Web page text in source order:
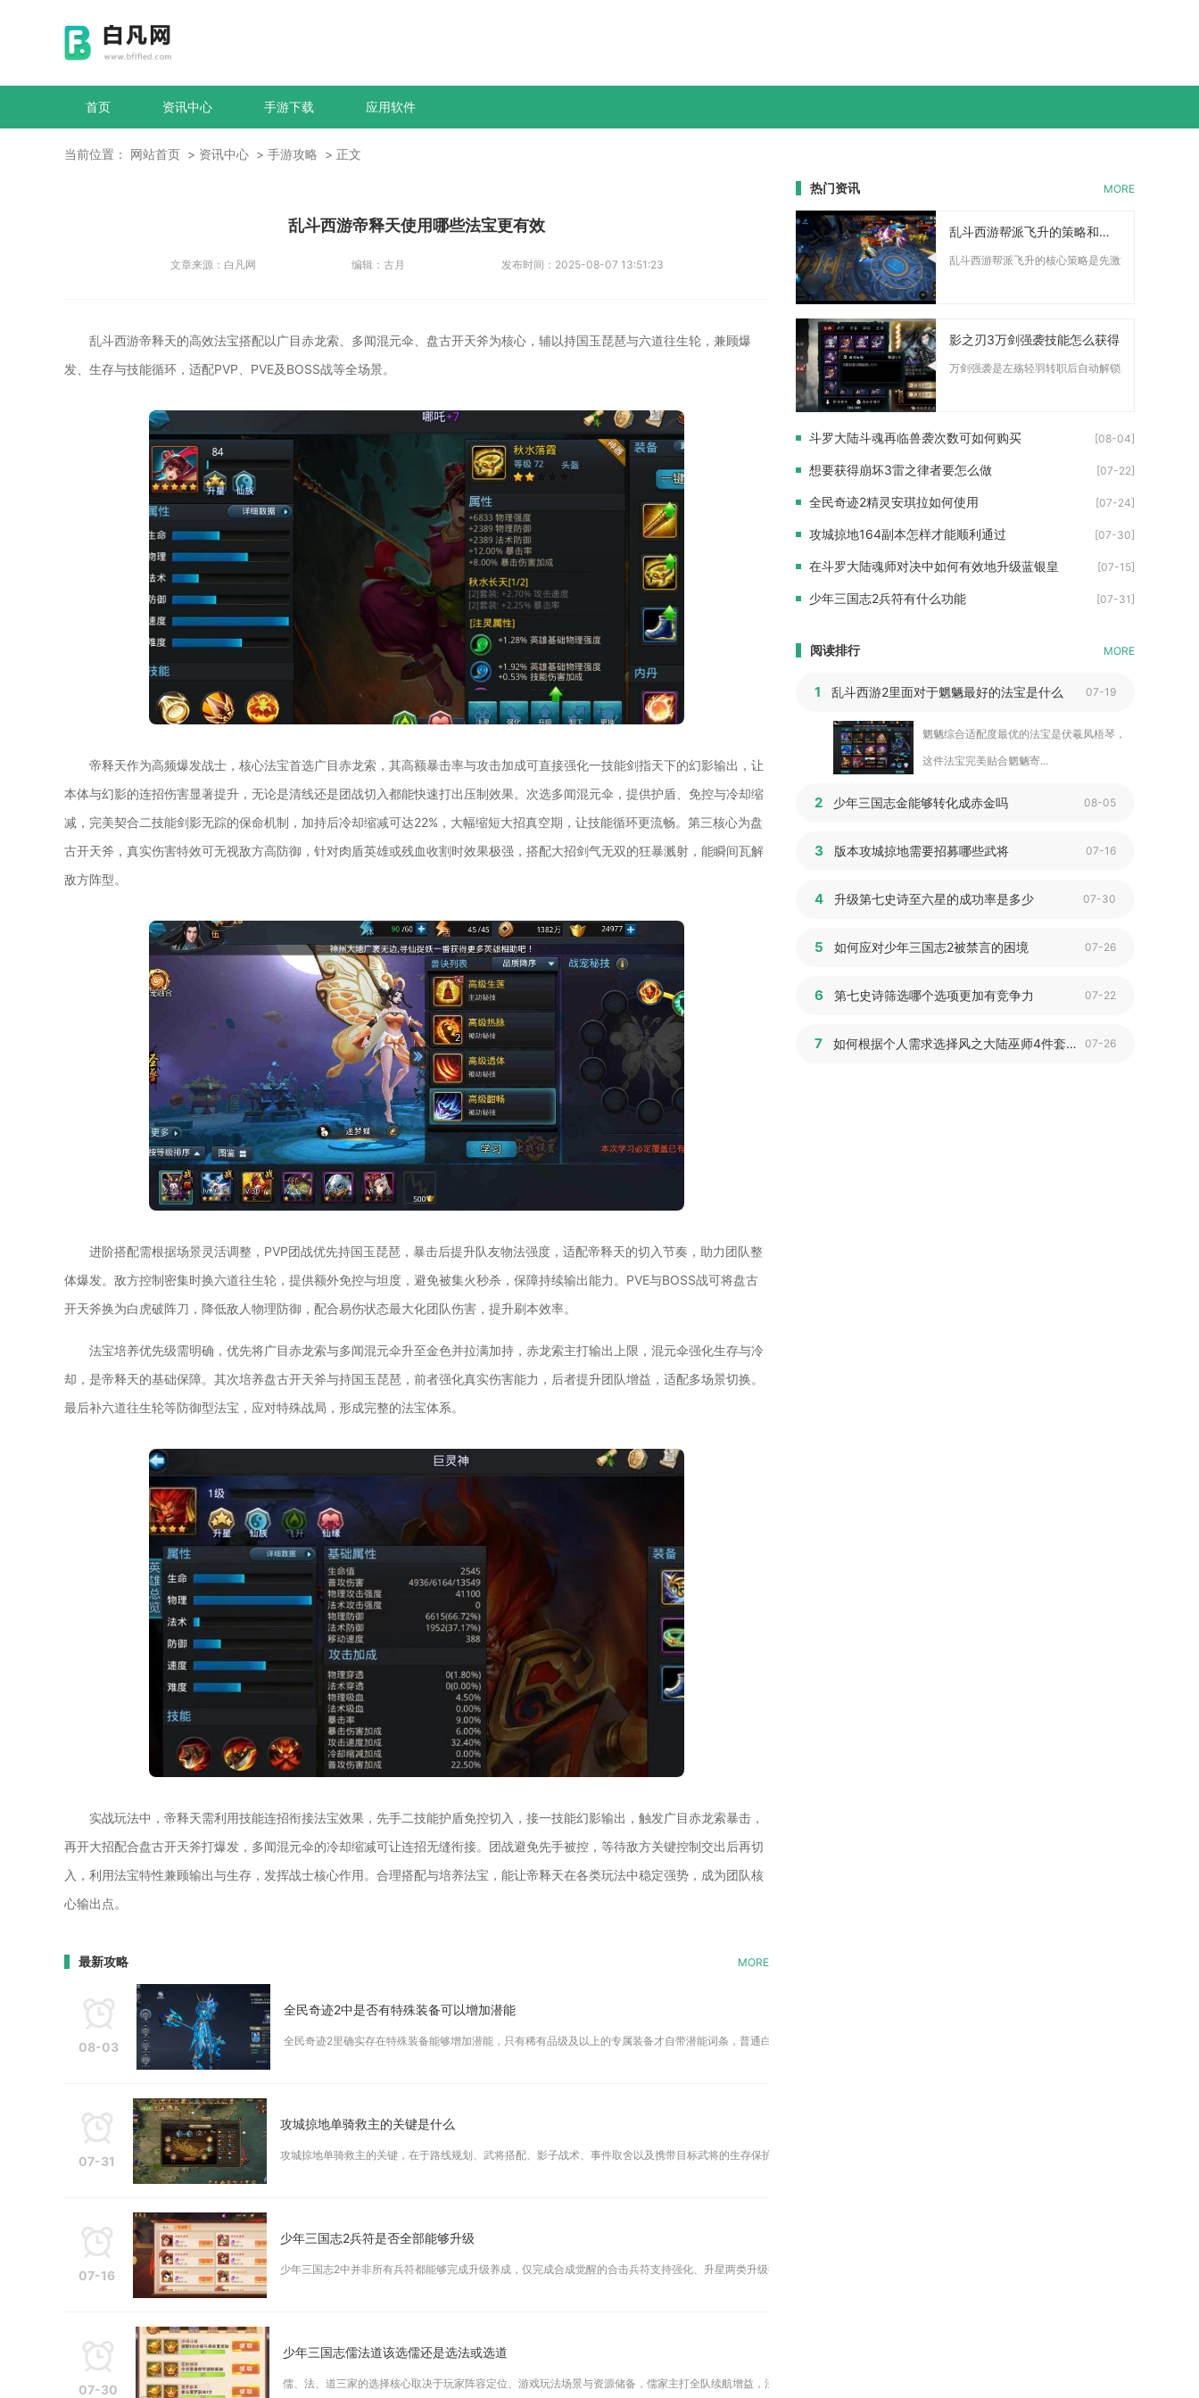
首页 资讯中心 手游下载 应用软件
当前位置： 网站首页 资讯中心 手游攻略 正文
乱斗西游帝释天使用哪些法宝更有效
文章来源： 白凡网 编辑： 古月 发布时间： 2025-08-07 13:51:23
乱斗西游帝释天的高效法宝搭配以广目赤龙索、多闻混元伞、盘古开天斧为核心，辅以持国玉琵琶与六道往生轮，兼顾爆
发、生存与技能循环，适配PVP、PVE及BOSS战等全场景。
帝释天作为高频爆发战士，核心法宝首选广目赤龙索，其高额暴击率与攻击加成可直接强化一技能剑指天下的幻影输出，让
本体与幻影的连招伤害显著提升，无论是清线还是团战切入都能快速打出压制效果。次选多闻混元伞，提供护盾、免控与冷却缩
减，完美契合二技能剑影无踪的保命机制，加持后冷却缩减可达22%，大幅缩短大招真空期，让技能循环更流畅。第三核心为盘
古开天斧，真实伤害特效可无视敌方高防御，针对肉盾英雄或残血收割时效果极强，搭配大招剑气无双的狂暴溅射，能瞬间瓦解
敌方阵型。
进阶搭配需根据场景灵活调整，PVP团战优先持国玉琵琶，暴击后提升队友物法强度，适配帝释天的切入节奏，助力团队整
体爆发。敌方控制密集时换六道往生轮，提供额外免控与坦度，避免被集火秒杀，保障持续输出能力。PVE与BOSS战可将盘古
开天斧换为白虎破阵刀，降低敌人物理防御，配合易伤状态最大化团队伤害，提升刷本效率。
法宝培养优先级需明确，优先将广目赤龙索与多闻混元伞升至金色并拉满加持，赤龙索主打输出上限，混元伞强化生存与冷
却，是帝释天的基础保障。其次培养盘古开天斧与持国玉琵琶，前者强化真实伤害能力，后者提升团队增益，适配多场景切换。
最后补六道往生轮等防御型法宝，应对特殊战局，形成完整的法宝体系。
实战玩法中，帝释天需利用技能连招衔接法宝效果，先手二技能护盾免控切入，接一技能幻影输出，触发广目赤龙索暴击，
再开大招配合盘古开天斧打爆发，多闻混元伞的冷却缩减可让连招无缝衔接。团战避免先手被控，等待敌方关键控制交出后再切
入，利用法宝特性兼顾输出与生存，发挥战士核心作用。合理搭配与培养法宝，能让帝释天在各类玩法中稳定强势，成为团队核
心输出点。
最新攻略 MORE
08-03
全民奇迹2中是否有特殊装备可以增加潜能
全民奇迹2里确实存在特殊装备能够增加潜能，只有稀有品级及以上的专属装备才自带潜能词条，普通白色、蓝色装备不会解锁该属性加...
07-31
攻城掠地单骑救主的关键是什么
攻城掠地单骑救主的关键，在于路线规划、武将搭配、影子战术、事件取舍以及携带目标武将的生存保护五大核心要素相互配合，缺少任...
07-16
少年三国志2兵符是否全部能够升级
少年三国志2中并非所有兵符都能够完成升级养成，仅完成合成觉醒的合击兵符支持强化、升星两类升级操作，未合成的兵符碎片、临时...
07-30
少年三国志儒法道该选儒还是选法或选道
儒、法、道三家的选择核心取决于玩家阵容定位、游戏玩法场景与资源储备，儒家主打全队续航增益，法家侧重爆发输出与增益掠夺，道...
热门资讯 MORE
乱斗西游帮派飞升的策略和技巧是什么
乱斗西游帮派飞升的核心策略是先激活帮派BOSS飞
影之刃3万剑强袭技能怎么获得
万剑强袭是左殇轻羽转职后自动解锁的空地觉醒技能
斗罗大陆斗魂再临兽袭次数可如何购买 [08-04]
想要获得崩坏3雷之律者要怎么做 [07-22]
全民奇迹2精灵安琪拉如何使用 [07-24]
攻城掠地164副本怎样才能顺利通过 [07-30]
在斗罗大陆魂师对决中如何有效地升级蓝银皇 [07-15]
少年三国志2兵符有什么功能 [07-31]
阅读排行 MORE
1 乱斗西游2里面对于魍魉最好的法宝是什么 07-19
魍魉综合适配度最优的法宝是伏羲凤梧琴，
这件法宝完美贴合魍魉寄...
2 少年三国志金能够转化成赤金吗 08-05
3 版本攻城掠地需要招募哪些武将 07-16
4 升级第七史诗至六星的成功率是多少 07-30
5 如何应对少年三国志2被禁言的困境 07-26
6 第七史诗筛选哪个选项更加有竞争力 07-22
7 如何根据个人需求选择风之大陆巫师4件套装备 07-26